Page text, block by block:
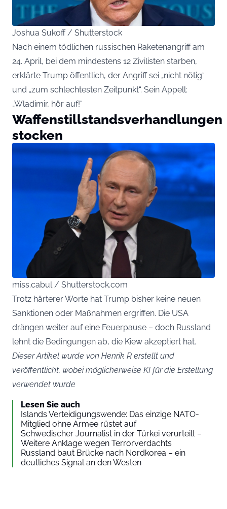
Joshua Sukoff / Shutterstock
Nach einem tödlichen russischen Raketenangriff am
24. April, bei dem mindestens 12 Zivilisten starben,
erklärte Trump öffentlich, der Angriff sei „nicht nötig“
und „zum schlechtesten Zeitpunkt“. Sein Appell:
„Wladimir, hör auf!“
Waffenstillstandsverhandlungen
stocken
miss.cabul / Shutterstock.com
Trotz härterer Worte hat Trump bisher keine neuen
Sanktionen oder Maßnahmen ergriffen. Die USA
drängen weiter auf eine Feuerpause – doch Russland
lehnt die Bedingungen ab, die Kiew akzeptiert hat.
Dieser Artikel wurde von Henrik R erstellt und
veröffentlicht, wobei möglicherweise KI für die Erstellung
verwendet wurde
Lesen Sie auch
Islands Verteidigungswende: Das einzige NATO-
Mitglied ohne Armee rüstet auf
Schwedischer Journalist in der Türkei verurteilt –
Weitere Anklage wegen Terrorverdachts
Russland baut Brücke nach Nordkorea – ein
deutliches Signal an den Westen